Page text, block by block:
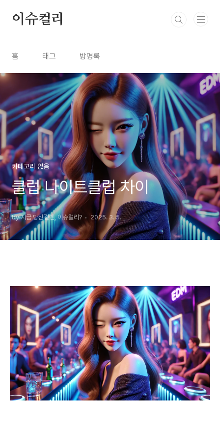
이슈컬리
홈 태그 방명록
카테고리 없음
클럽 나이트클럽 차이
by 지금 당신곁엔, 이슈컬리? 2025. 3. 5.